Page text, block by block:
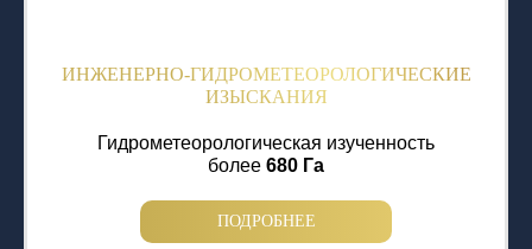
ИНЖЕНЕРНО-ГИДРОМЕТЕОРОЛОГИЧЕСКИЕ
ИЗЫСКАНИЯ
Гидрометеорологическая изученность
более 680 Га
ПОДРОБНЕЕ